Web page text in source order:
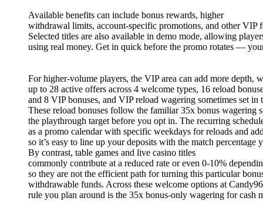
Available benefits can include bonus rewards, higher
withdrawal limits, account-specific promotions, and other VIP
Selected titles are also available in demo mode, allowing
using real money. Get in quick before the promo rotates —
For higher-volume players, the VIP area can add more depth,
up to 28 active offers across 4 welcome types, 16 reload
and 8 VIP bonuses, and VIP reload wagering sometimes set in
These reload bonuses follow the familiar 35x bonus wagering
the playthrough target before you opt in. The recurring
as a promo calendar with specific weekdays for reloads and
so it’s easy to line up your deposits with the match percentage
By contrast, table games and live casino titles
commonly contribute at a reduced rate or even 0-10%
so they are not the efficient path for turning this particular
withdrawable funds. Across these welcome options at
rule you plan around is the 35x bonus-only wagering for